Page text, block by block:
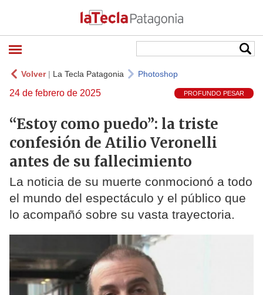
Volver| La Tecla Patagonia Photoshop
24 de febrero de 2025 PROFUNDO PESAR
“Estoy como puedo”: la triste
confesión de Atilio Veronelli
antes de su fallecimiento
La noticia de su muerte conmocionó a todo
el mundo del espectáculo y el público que
lo acompañó sobre su vasta trayectoria.